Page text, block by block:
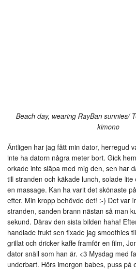
Beach day, wearing RayBan sunnies/
kimono
Äntligen har jag fått min dator, herregud
inte ha datorn några meter bort. Gick
orkade inte släpa med mig den, sen har
till stranden och käkade lunch, solade
en massage. Kan ha varit det skönaste
efter. Min kropp behövde det! :-) Det var
stranden, sanden brann nästan så man
sekund. Därav den sista bilden haha!
handlade frukt sen fixade jag smoothies
grillat och dricker kaffe framför en film,
dator snäll som han är. <3 Mysdag med
underbart. Hörs imorgon babes, puss på